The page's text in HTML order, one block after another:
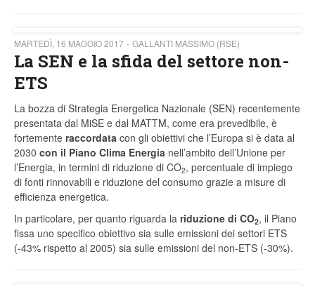
MARTEDÌ, 16 MAGGIO 2017 GALLANTI MASSIMO (RSE)
La SEN e la sfida del settore non-
ETS
La bozza di Strategia Energetica Nazionale (SEN) recentemente
presentata dal MiSE e dal MATTM, come era prevedibile, è
fortemente raccordata con gli obiettivi che l’Europa si è data al
2030 con il Piano Clima Energia nell’ambito dell’Unione per
l’Energia, in termini di riduzione di CO2, percentuale di impiego
di fonti rinnovabili e riduzione del consumo grazie a misure di
efficienza energetica.
In particolare, per quanto riguarda la riduzione di CO2, il Piano
fissa uno specifico obiettivo sia sulle emissioni dei settori ETS
(-43% rispetto al 2005) sia sulle emissioni del non-ETS (-30%).